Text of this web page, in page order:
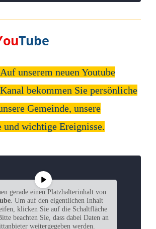
Tube
Auf unserem neuen Youtube
Kanal bekommen Sie persönliche
Gemeinde, unsere
und wichtige Ereignisse.
gerade einen Platzhalterinhalt von
. Um auf den eigentlichen Inhalt
klicken Sie auf die Schaltfläche
beachten Sie, dass dabei Daten an
weitergegeben werden.